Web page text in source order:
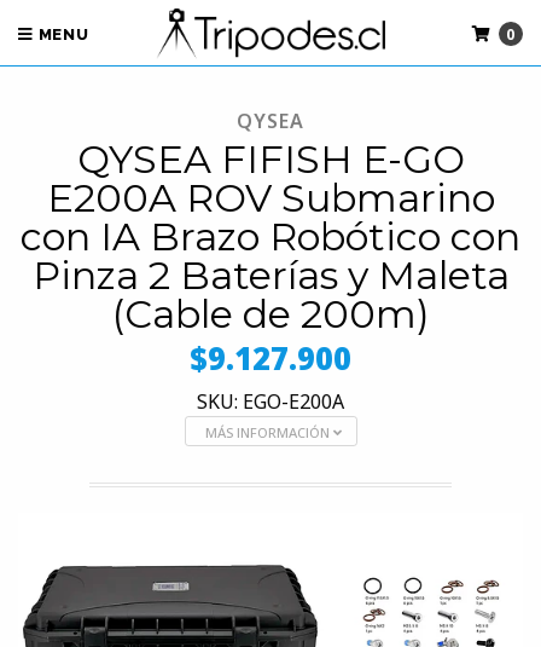
MENU 0
QYSEA
QYSEA FIFISH E-GO
E200A ROV Submarino
con IA Brazo Robótico con
Pinza 2 Baterías y Maleta
(Cable de 200m)
$9.127.900
SKU: EGO-E200A
MÁS INFORMACIÓN